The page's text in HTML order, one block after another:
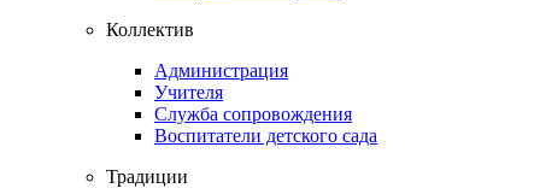
Коллектив
Администрация
Учителя
Служба сопровождения
Воспитатели детского сада
Традиции